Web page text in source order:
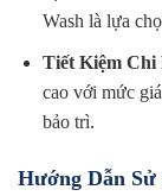
Wash là lựa
Tiết Kiệm Chi
cao với mức
bảo trì.
Hướng Dẫn Sử